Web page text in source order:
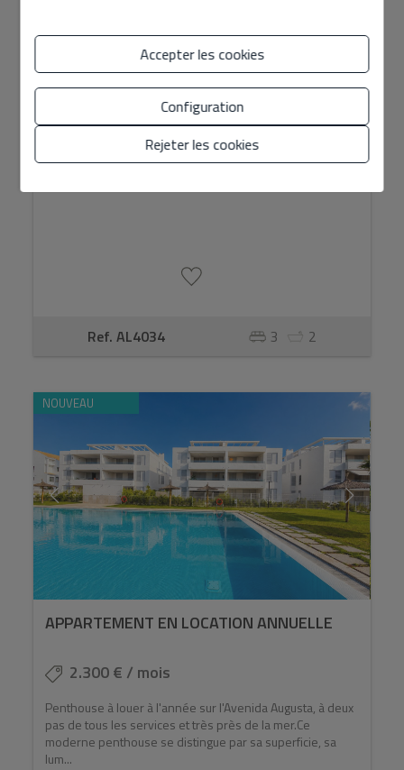
2.200 € / mois
Ref. AL4034 3 2
NOUVEAU
APPARTEMENT EN LOCATION ANNUELLE
2.300 € / mois
Penthouse à louer à l'année sur l'Avenida Augusta, à deux
pas de tous les services et très près de la mer.Ce
moderne penthouse se distingue par sa superficie, sa
lum...
Accepter les cookies
Configuration
Rejeter les cookies